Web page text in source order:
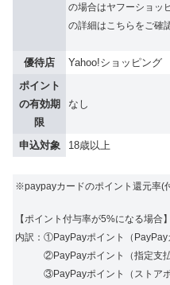
の場合はヤフーショッ
の詳細はこちらをご確
優待店
Yahoo!ショッピング
ポイント
の有効期
限
なし
申込対象 18歳以上
※paypayカードのポイント還元率(
【ポイント付与率が5%になる場合】
内訳：①PayPayポイント（PayPay
②PayPayポイント（指定支払
③PayPayポイント（ストアポ